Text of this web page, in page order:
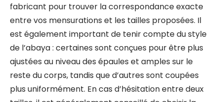
fabricant pour trouver la correspondance exacte
entre vos mensurations et les tailles proposées. Il
est également important de tenir compte du style
de l’abaya : certaines sont conçues pour être plus
ajustées au niveau des épaules et amples sur le
reste du corps, tandis que d’autres sont coupées
plus uniformément. En cas d’hésitation entre deux